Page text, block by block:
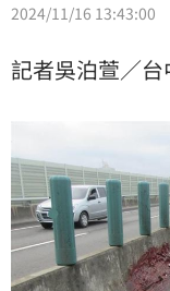
2024/11/16 13:43:00
記者吳泊萱／台